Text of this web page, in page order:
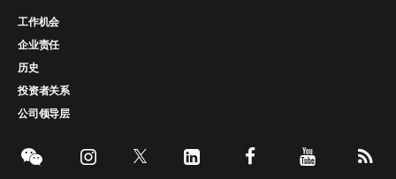
工作机会
企业责任
历史
投资者关系
公司领导层